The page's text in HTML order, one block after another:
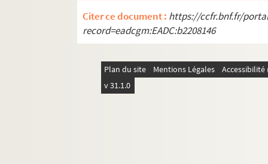
Citer ce document : https://ccfr.bnf.fr/
record=eadcgm:EADC:b2208146
Plan du site Mentions Légales
v 31.1.0